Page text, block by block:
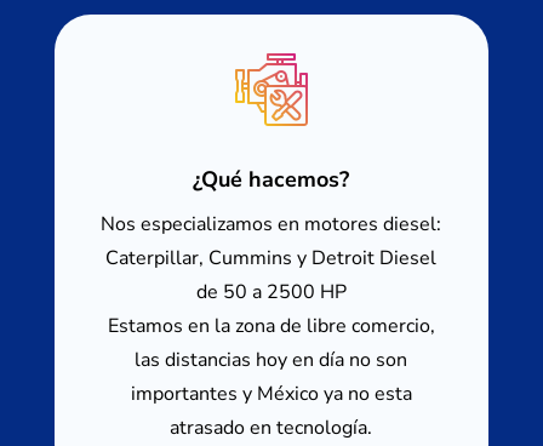
¿Qué hacemos?
Nos especializamos en motores diesel:
Caterpillar, Cummins y Detroit Diesel
de 50 a 2500 HP
Estamos en la zona de libre comercio,
las distancias hoy en día no son
importantes y México ya no esta
atrasado en tecnología.